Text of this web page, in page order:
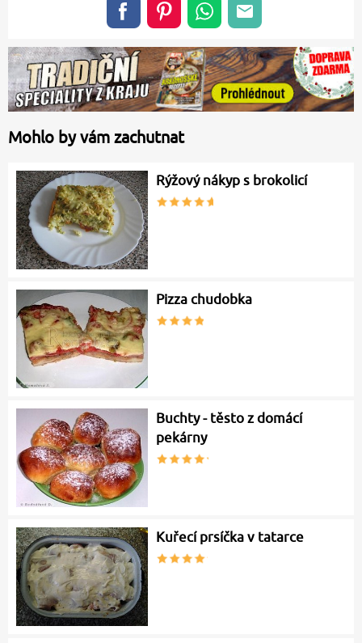
Mohlo by vám zachutnat
Rýžový nákyp s brokolicí
Pizza chudobka
Buchty - těsto z domácí
pekárny
Kuřecí prsíčka v tatarce